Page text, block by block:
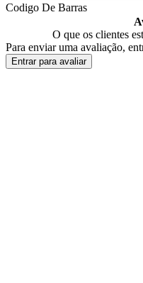
Codigo De Barras
O que os clientes
Para enviar uma avaliação,
Entrar para avaliar